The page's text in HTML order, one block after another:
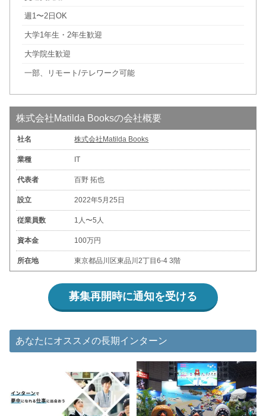
週1〜2日OK
大学1年生・2年生歓迎
大学院生歓迎
一部、リモート/テレワーク可能
株式会社Matilda Booksの会社概要
社名 株式会社Matilda Books
業種 IT
代表者 百野 拓也
設立 2022年5月25日
従業員数 1人〜5人
資本金 100万円
所在地 東京都品川区東品川2丁目6-4 3階
募集再開時に通知を受ける
あなたにオススメの長期インターン